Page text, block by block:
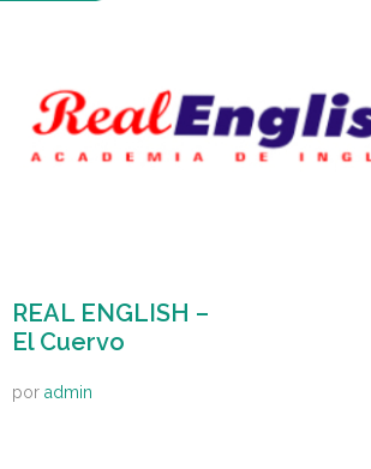
REAL ENGLISH –
El Cuervo
por admin